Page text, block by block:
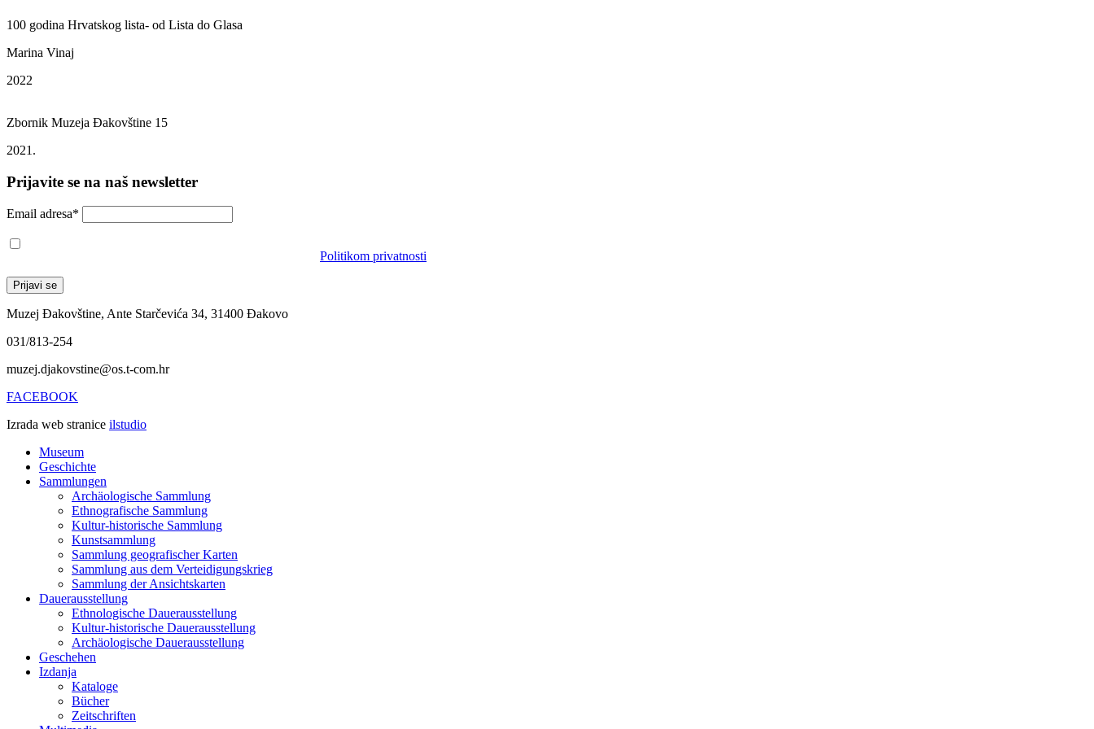
100 godina Hrvatskog lista- od Lista do Glasa
Marina Vinaj
2022
Zbornik Muzeja Đakovštine 15
2021.
Prijavite se na naš newsletter
Email adresa*
Politikom privatnosti
Muzej Đakovštine, Ante Starčevića 34, 31400 Đakovo
031/813-254
muzej.djakovstine@os.t-com.hr
FACEBOOK
Izrada web stranice ilstudio
Museum
Geschichte
Sammlungen
Archäologische Sammlung
Ethnografische Sammlung
Kultur-historische Sammlung
Kunstsammlung
Sammlung geografischer Karten
Sammlung aus dem Verteidigungskrieg
Sammlung der Ansichtskarten
Dauerausstellung
Ethnologische Dauerausstellung
Kultur-historische Dauerausstellung
Archäologische Dauerausstellung
Geschehen
Izdanja
Kataloge
Bücher
Zeitschriften